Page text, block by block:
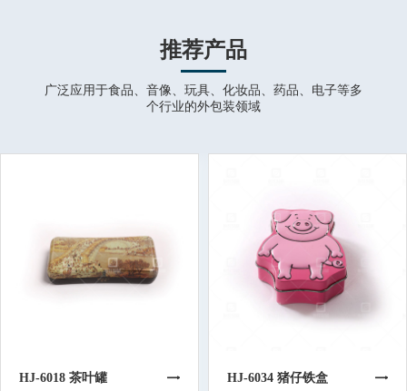
推荐产品
广泛应用于食品、音像、玩具、化妆品、药品、电子等多
个行业的外包装领域
HJ-6018 茶叶罐 HJ-6034 猪仔铁盒